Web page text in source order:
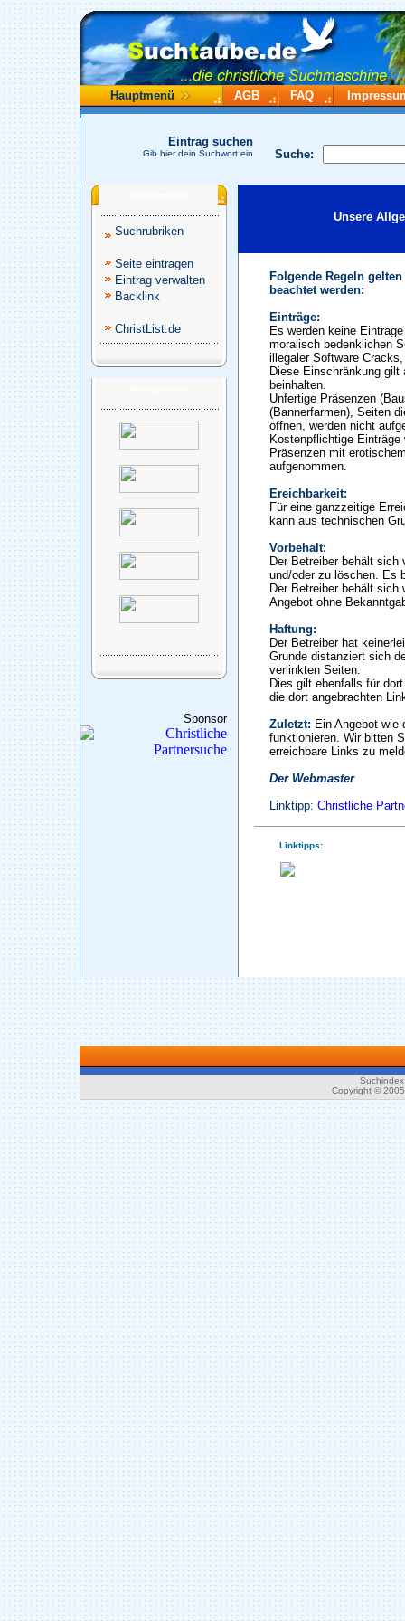
Hauptmenü AGB FAQ
Suche:
Eintrag suchen
Gib hier dein Suchwort ein
Suchrubriken
Seite eintragen
Eintrag verwalten
Backlink
ChristList.de
Sponsor
Unsere
Folgende Regeln
beachtet werden:
Einträge:
Es werden keine
moralisch bedenklichen
illegaler Software
Diese Einschränkung
beinhalten.
Unfertige Präsenzen
(Bannerfarmen), Seiten
öffnen, werden nicht
Kostenpflichtige
Präsenzen mit
aufgenommen.
Ereichbarkeit:
Für eine ganzzeitige
kann aus technischen
Vorbehalt:
Der Betreiber behält sich
und/oder zu löschen. Es
Der Betreiber behält sich
Angebot ohne
Haftung:
Der Betreiber hat
Grunde distanziert sich
verlinkten Seiten.
Dies gilt ebenfalls für
die dort angebrachten
Zuletzt: Ein Angebot wie
funktionieren. Wir bitten
erreichbare Links zu
Der Webmaster
Linktipp: Christliche
Linktipps:
Copyright ©